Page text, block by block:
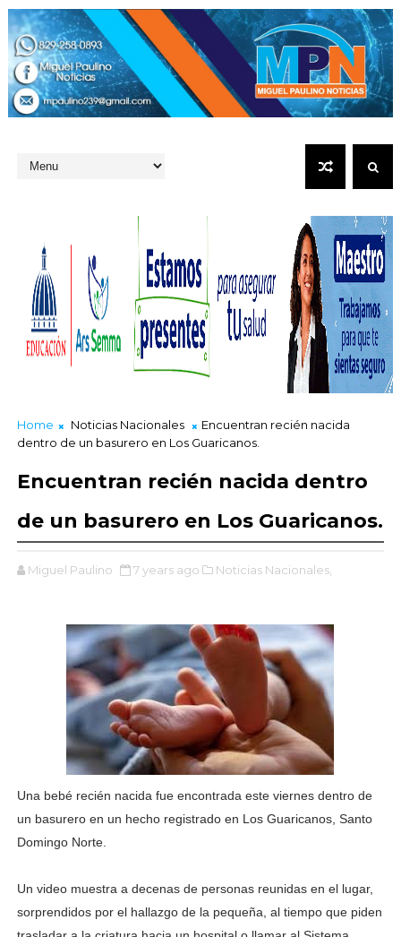
Home Noticias Nacionales
Encuentran recién nacida
dentro de un basurero en Los Guaricanos.
Encuentran recién nacida dentro
de un basurero en Los Guaricanos.
Miguel Paulino 7 years ago Noticias Nacionales,
Una bebé recién nacida fue encontrada este viernes dentro de
un basurero en un hecho registrado en Los Guaricanos, Santo
Domingo Norte.
Un video muestra a decenas de personas reunidas en el lugar,
sorprendidos por el hallazgo de la pequeña, al tiempo que piden